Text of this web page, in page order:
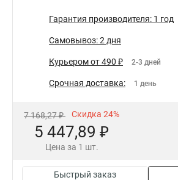
Гарантия производителя: 1 год
Самовывоз: 2 дня
Курьером от 490 ₽ 2-3 дней
Срочная доставка: 1 день
7 168,27 ₽ Скидка 24%
5 447,89 ₽
Цена за 1 шт.
Быстрый заказ